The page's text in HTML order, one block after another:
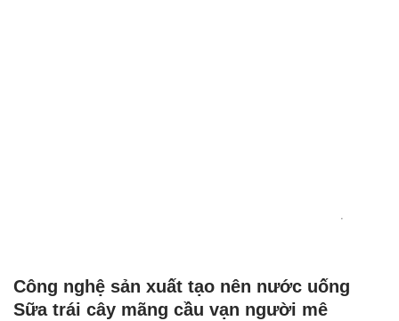
Công nghệ sản xuất tạo nên nước uống
Sữa trái cây mãng cầu vạn người mê